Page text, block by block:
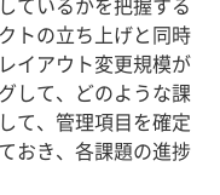
トの立ち上げと同時
イアウト変更規模が
して、どのような課
て、管理項目を確定
おき、各課題の進捗